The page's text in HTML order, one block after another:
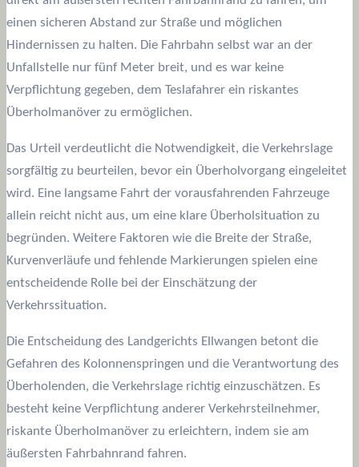
einen sicheren Abstand zur Straße und möglichen
Hindernissen zu halten. Die Fahrbahn selbst war an der
Unfallstelle nur fünf Meter breit, und es war keine
Verpflichtung gegeben, dem Teslafahrer ein riskantes
Überholmanöver zu ermöglichen.
Das Urteil verdeutlicht die Notwendigkeit, die Verkehrslage
sorgfältig zu beurteilen, bevor ein Überholvorgang eingeleitet
wird. Eine langsame Fahrt der vorausfahrenden Fahrzeuge
allein reicht nicht aus, um eine klare Überholsituation zu
begründen. Weitere Faktoren wie die Breite der Straße,
Kurvenverläufe und fehlende Markierungen spielen eine
entscheidende Rolle bei der Einschätzung der
Verkehrssituation.
Die Entscheidung des Landgerichts Ellwangen betont die
Gefahren des Kolonnenspringen und die Verantwortung des
Überholenden, die Verkehrslage richtig einzuschätzen. Es
besteht keine Verpflichtung anderer Verkehrsteilnehmer,
riskante Überholmanöver zu erleichtern, indem sie am
äußersten Fahrbahnrand fahren.